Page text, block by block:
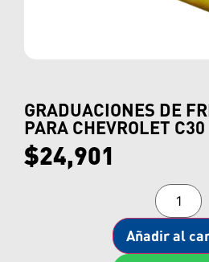
GRADUACIONES DE
PARA CHEVROLET C30
$24,901
Añadir al